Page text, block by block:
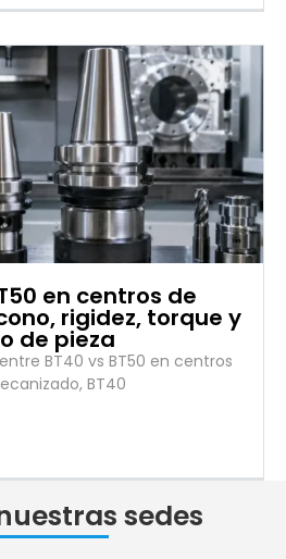
en centros de
rigidez, torque y
de pieza
BT40 vs BT50 en centros
BT40
sedes